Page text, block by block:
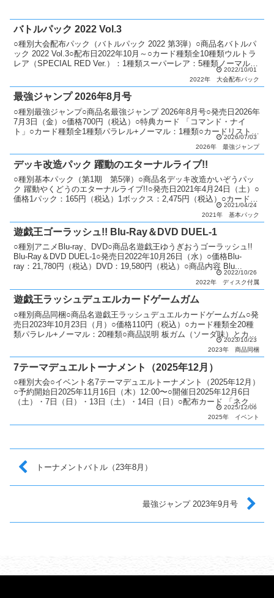
バトルパック 2022 Vol.3
○種別大会配布パック（バトルパック 2022 第3弾）○商品名バトルパ
ック 2022 Vol.3○配布日2022年10月～○カード種類全10種類ウルトラ
レア（SPECIAL RED Ver.）：1種類スーパーレア：5種類ノーマル：
2022/10/01
2022年
大会配布パック
最強ジャンプ 2026年8月号
○種別最強ジャンプ○商品名最強ジャンプ 2026年8月号○発売日2026年
7月3日（金）○価格700円（税込）○特典カード 「コマンド・ナイ
ト」○カード種類全1種類パラレル+ノーマル：1種類○カードリスト最
2026/07/03
2026年
最強ジャンプ
デッキ改造パック 躍動のエターナルライブ!!
○種別基本パック（第1期 第5弾）○商品名デッキ改造かいぞうパッ
ク 躍動やくどうのエターナルライブ!!○発売日2021年4月24日（土）○
価格1パック：165円（税込）1ボックス：2,475円（税込）○カード種
2021/04/24
2021年
基本パック
遊戯王ゴーラッシュ!! Blu-Ray＆DVD DUEL-1
○種別アニメBlu-ray、DVD○商品名遊戯王ゆうぎおうゴーラッシュ!!
Blu-Ray＆DVD DUEL-1○発売日2022年10月26日（水）○価格Blu-
ray：21,780円（税込）DVD：19,580円（税込）○商品内容 Blu...
2022/10/26
2022年
ディスク付属
遊戯王ラッシュデュエルカードゲームガム
○種別商品同梱○商品名遊戯王ラッシュデュエルカードゲームガム○発
売日2023年10月23日（月）○価格110円（税込）○カード種類全20種
類パラレル+ノーマル：20種類○商品説明 板ガム（ソーダ味）とカー
2023/10/23
2023年
商品同梱
7テーマデュエルトーナメント（2025年12月）
○種別大会○イベント名7テーマデュエルトーナメント（2025年12月）
○予約開始日2025年11月16日（木）12:00〜○開催日2025年12月6日
（土）・7日（日）・13日（土）・14日（日）○配布カード 「ネクメ
2025/12/06
2025年
イベント
トーナメントバトル（23年8月）
最強ジャンプ 2023年9月号